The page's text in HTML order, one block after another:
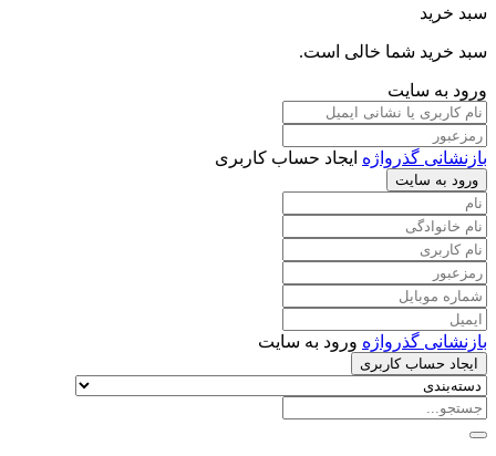
سبد خرید
سبد خرید شما خالی است.
ورود به سایت
بازنشانی گذرواژه ایجاد حساب کاربری
ورود به سایت
بازنشانی گذرواژه ورود به سایت
ایجاد حساب کاربری